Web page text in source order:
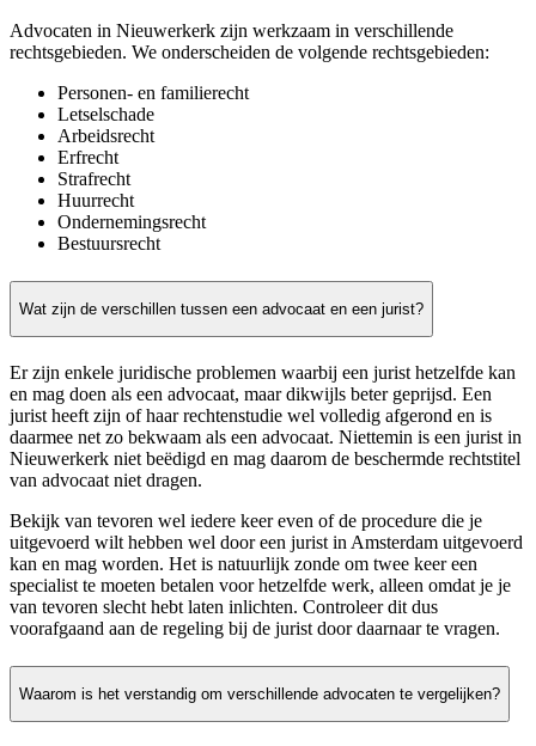
Advocaten in Nieuwerkerk zijn werkzaam in verschillende
rechtsgebieden. We onderscheiden de volgende rechtsgebieden:
Personen- en familierecht
Letselschade
Arbeidsrecht
Erfrecht
Strafrecht
Huurrecht
Ondernemingsrecht
Bestuursrecht
Wat zijn de verschillen tussen een advocaat en een jurist?
Er zijn enkele juridische problemen waarbij een jurist hetzelfde kan
en mag doen als een advocaat, maar dikwijls beter geprijsd. Een
jurist heeft zijn of haar rechtenstudie wel volledig afgerond en is
daarmee net zo bekwaam als een advocaat. Niettemin is een jurist in
Nieuwerkerk niet beëdigd en mag daarom de beschermde rechtstitel
van advocaat niet dragen.
Bekijk van tevoren wel iedere keer even of de procedure die je
uitgevoerd wilt hebben wel door een jurist in Amsterdam uitgevoerd
kan en mag worden. Het is natuurlijk zonde om twee keer een
specialist te moeten betalen voor hetzelfde werk, alleen omdat je je
van tevoren slecht hebt laten inlichten. Controleer dit dus
voorafgaand aan de regeling bij de jurist door daarnaar te vragen.
Waarom is het verstandig om verschillende advocaten te vergelijken?